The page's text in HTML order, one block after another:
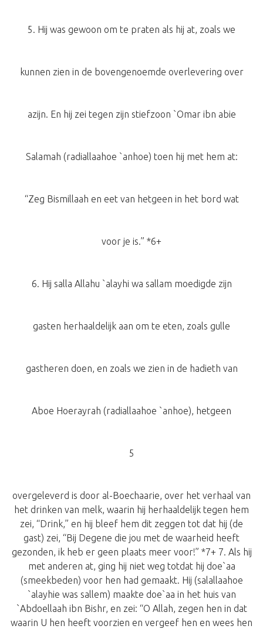
5. Hij was gewoon om te praten als hij at, zoals we
kunnen zien in de bovengenoemde overlevering over
azijn. En hij zei tegen zijn stiefzoon `Omar ibn abie
Salamah (radiallaahoe `anhoe) toen hij met hem at:
“Zeg Bismillaah en eet van hetgeen in het bord wat
voor je is.” *6+
6. Hij salla Allahu `alayhi wa sallam moedigde zijn
gasten herhaaldelijk aan om te eten, zoals gulle
gastheren doen, en zoals we zien in de hadieth van
Aboe Hoerayrah (radiallaahoe `anhoe), hetgeen
5
overgeleverd is door al-Boechaarie, over het verhaal van
het drinken van melk, waarin hij herhaaldelijk tegen hem
zei, “Drink,” en hij bleef hem dit zeggen tot dat hij (de
gast) zei, “Bij Degene die jou met de waarheid heeft
gezonden, ik heb er geen plaats meer voor!” *7+ 7. Als hij
met anderen at, ging hij niet weg totdat hij doe`aa
(smeekbeden) voor hen had gemaakt. Hij (salallaahoe
`alayhie was sallem) maakte doe`aa in het huis van
`Abdoellaah ibn Bishr, en zei: “O Allah, zegen hen in dat
waarin U hen heeft voorzien en vergeef hen en wees hen